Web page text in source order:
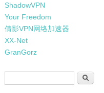
ShadowVPN
Your Freedom
倩影VPN网络加速器
XX-Net
GranGorz
搜索